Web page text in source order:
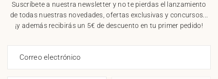
Suscríbete a nuestra newsletter y no te pierdas el lanzamiento
de todas nuestras novedades, ofertas exclusivas y concursos...
¡y además recibirás un 5€ de descuento en tu primer pedido!
Correo electrónico